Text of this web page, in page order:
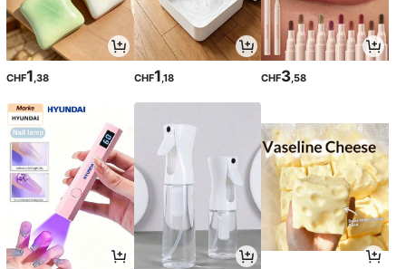
CHF1 ,38 CHF1 ,18 CHF3 ,58